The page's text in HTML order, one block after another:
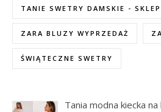
TANIE SWETRY DAMSKIE -
ZARA BLUZY WYPRZEDAŻ
ŚWIĄTECZNE SWETRY
Tania modna kiecka